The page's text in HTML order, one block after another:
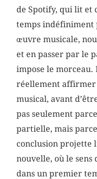
de Spotify, qui lit et
temps indéfiniment
œuvre musicale,
et en passer par le
impose le
réellement affirmer
musical, avant
pas seulement
partielle, mais
conclusion projette
nouvelle, où le sens
dans un premier